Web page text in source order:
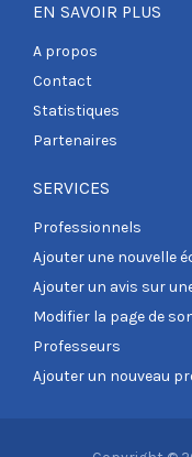
EN SAVOIR PLUS
A propos
Contact
Statistiques
Partenaires
SERVICES
Professionnels
Ajouter une nouvelle
Ajouter un avis sur
Modifier la page de
Professeurs
Ajouter un nouveau